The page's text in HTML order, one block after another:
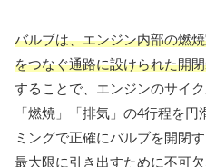
バルブは、エンジン内部の燃
をつなぐ通路に設けられた開
することで、エンジンのサイ
「燃焼」「排気」の4行程を
ミングで正確にバルブを開閉
最大限に引き出すために不可欠